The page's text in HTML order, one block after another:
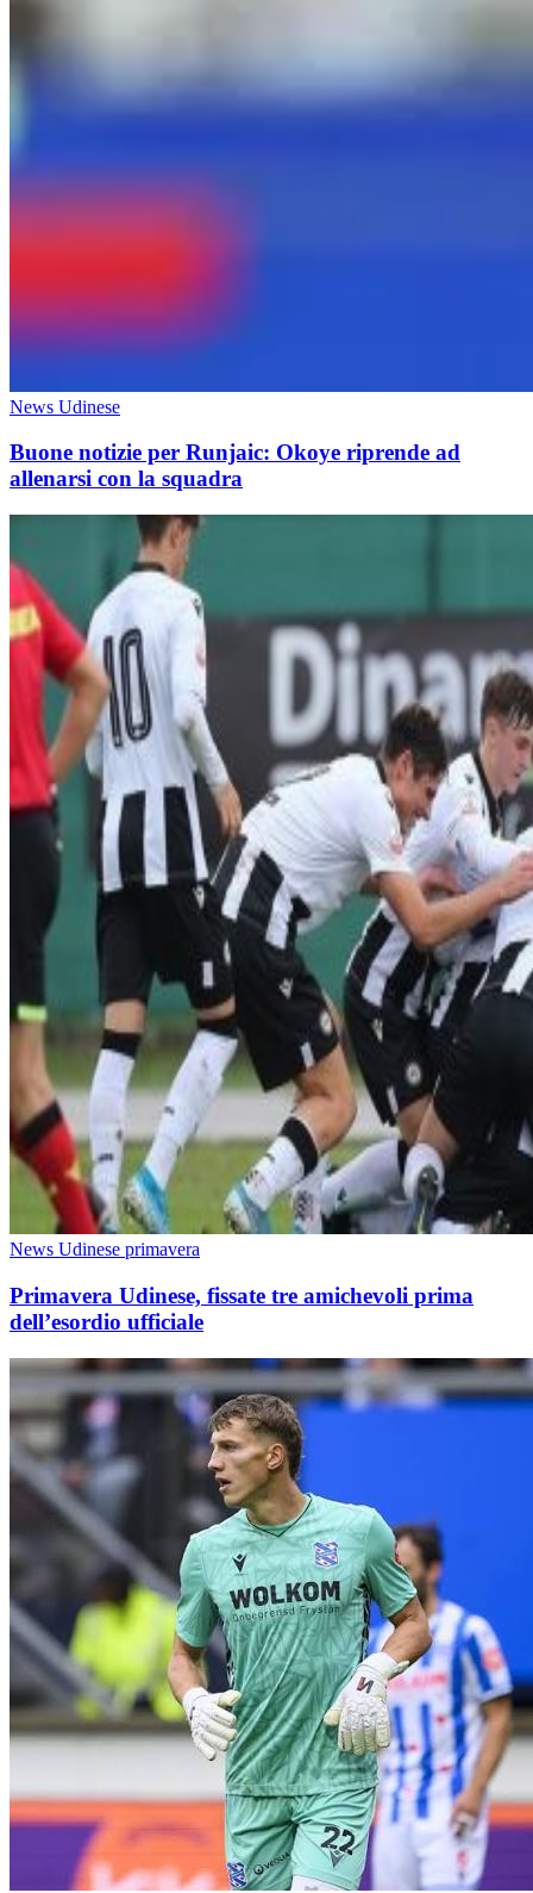
News Udinese
Buone notizie per Runjaic: Okoye riprende ad
allenarsi con la squadra
News Udinese primavera
Primavera Udinese, fissate tre amichevoli prima
dell’esordio ufficiale